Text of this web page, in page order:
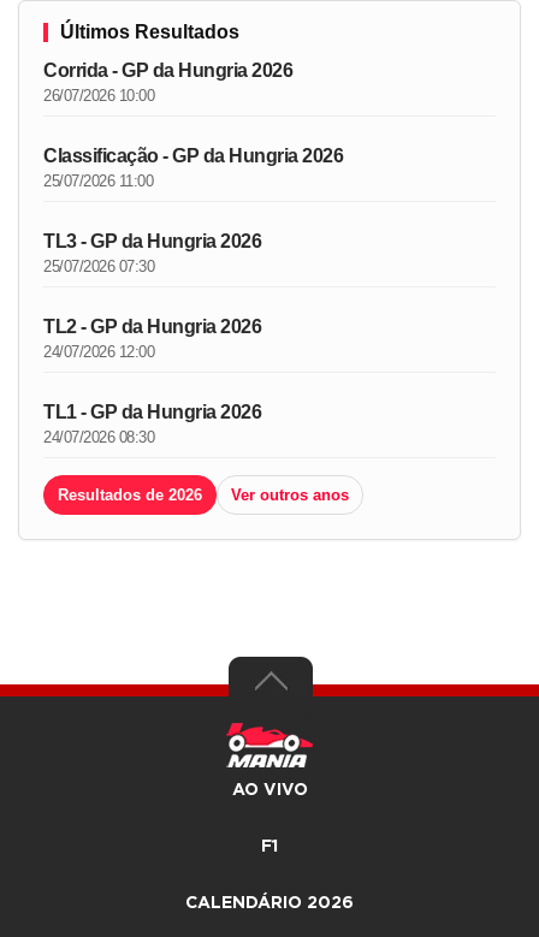
Últimos Resultados
Corrida - GP da Hungria 2026
26/07/2026 10:00
Classificação - GP da Hungria 2026
25/07/2026 11:00
TL3 - GP da Hungria 2026
25/07/2026 07:30
TL2 - GP da Hungria 2026
24/07/2026 12:00
TL1 - GP da Hungria 2026
24/07/2026 08:30
Resultados de 2026 Ver outros anos
AO VIVO
F1
CALENDÁRIO 2026